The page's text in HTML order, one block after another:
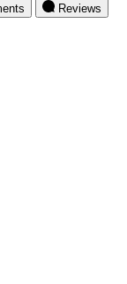
Reviews